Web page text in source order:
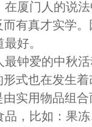
厦门人的说
有真才实学
好。
钟爱的中秋活
式也在发生
实用物品组
，比如：果